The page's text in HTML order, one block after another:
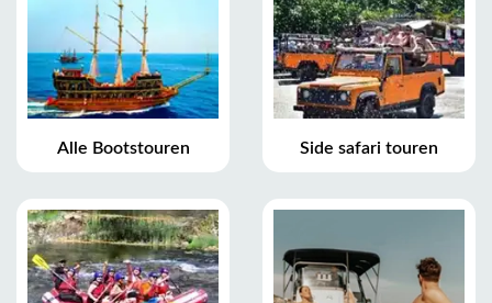
Alle Bootstouren Side safari touren